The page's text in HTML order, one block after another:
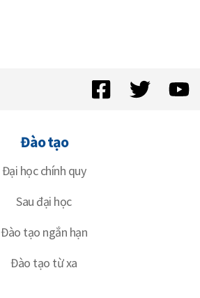
Đào tạo
Đại học chính quy
Sau đại học
Đào tạo ngắn hạn
Đào tạo từ xa